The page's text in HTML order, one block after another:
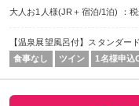
大人お1人様(JR＋宿泊/1泊) ：税
【温泉展望風呂付】スタンダー
食事なし
ツイン 1名様申込